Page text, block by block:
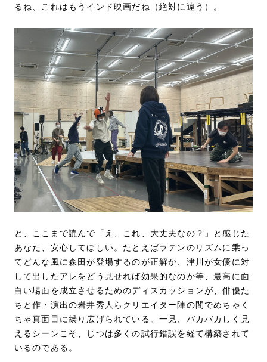
るね、これはもうインド映画だね（絶対に違う）。
と、ここまで読んで「え、これ、大丈夫なの？」と感じた
あなた、安心してほしい。たとえばラテンのリズムに乗っ
てどんな風に森田が登場するのが正解か、津川が女優に対
して出したアレをどう見せれば効果的なのか等、最高に面
白い場面を成立させるためのディスカッションが、俳優た
ちと作・演出の岩井秀人らクリエイター陣の間でめちゃく
ちゃ真面目に繰り広げられている。一見、バカバカしく見
えるシーンこそ、じつは多くの試行錯誤を経て構築されて
いるのである。